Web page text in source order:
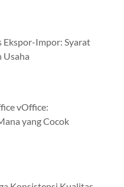
Impor: Syarat
Usaha
vOffice:
yang Cocok